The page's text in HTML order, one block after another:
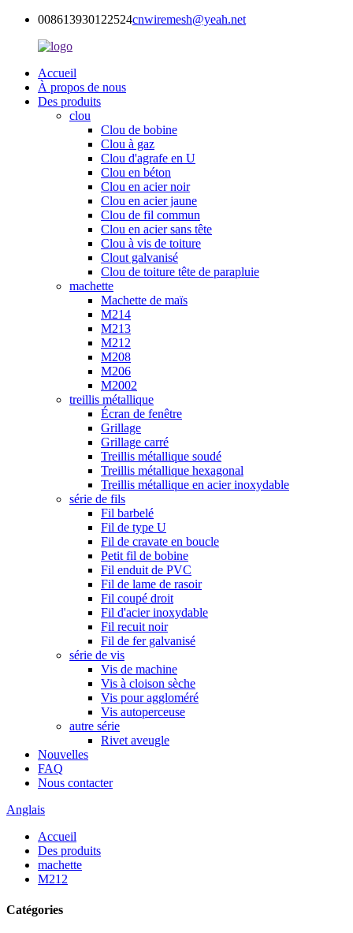
008613930122524cnwiremesh@yeah.net
Accueil
À propos de nous
Des produits
clou
Clou de bobine
Clou à gaz
Clou d'agrafe en U
Clou en béton
Clou en acier noir
Clou en acier jaune
Clou de fil commun
Clou en acier sans tête
Clou à vis de toiture
Clout galvanisé
Clou de toiture tête de parapluie
machette
Machette de maïs
M214
M213
M212
M208
M206
M2002
treillis métallique
Écran de fenêtre
Grillage
Grillage carré
Treillis métallique soudé
Treillis métallique hexagonal
Treillis métallique en acier inoxydable
série de fils
Fil barbelé
Fil de type U
Fil de cravate en boucle
Petit fil de bobine
Fil enduit de PVC
Fil de lame de rasoir
Fil coupé droit
Fil d'acier inoxydable
Fil recuit noir
Fil de fer galvanisé
série de vis
Vis de machine
Vis à cloison sèche
Vis pour aggloméré
Vis autoperceuse
autre série
Rivet aveugle
Nouvelles
FAQ
Nous contacter
Anglais
Accueil
Des produits
machette
M212
Catégories